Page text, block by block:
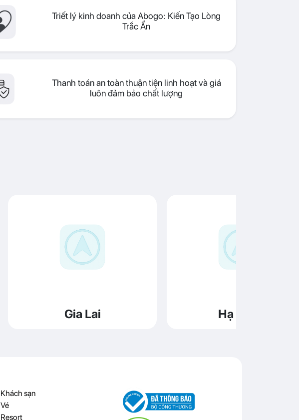
Triết lý kinh doanh của Abogo: Kiến Tạo Lòng
Trắc Ẩn
Thanh toán an toàn thuận tiện linh hoạt và giá
luôn đảm bảo chất lượng
Gia Lai Hạ Long
Khách sạn
Vé
Resort